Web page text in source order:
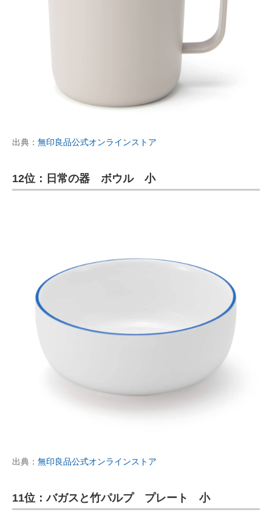
出典： 無印良品公式オンラインストア
12位：日常の器 ボウル 小
出典： 無印良品公式オンラインストア
11位：バガスと竹パルプ プレート 小